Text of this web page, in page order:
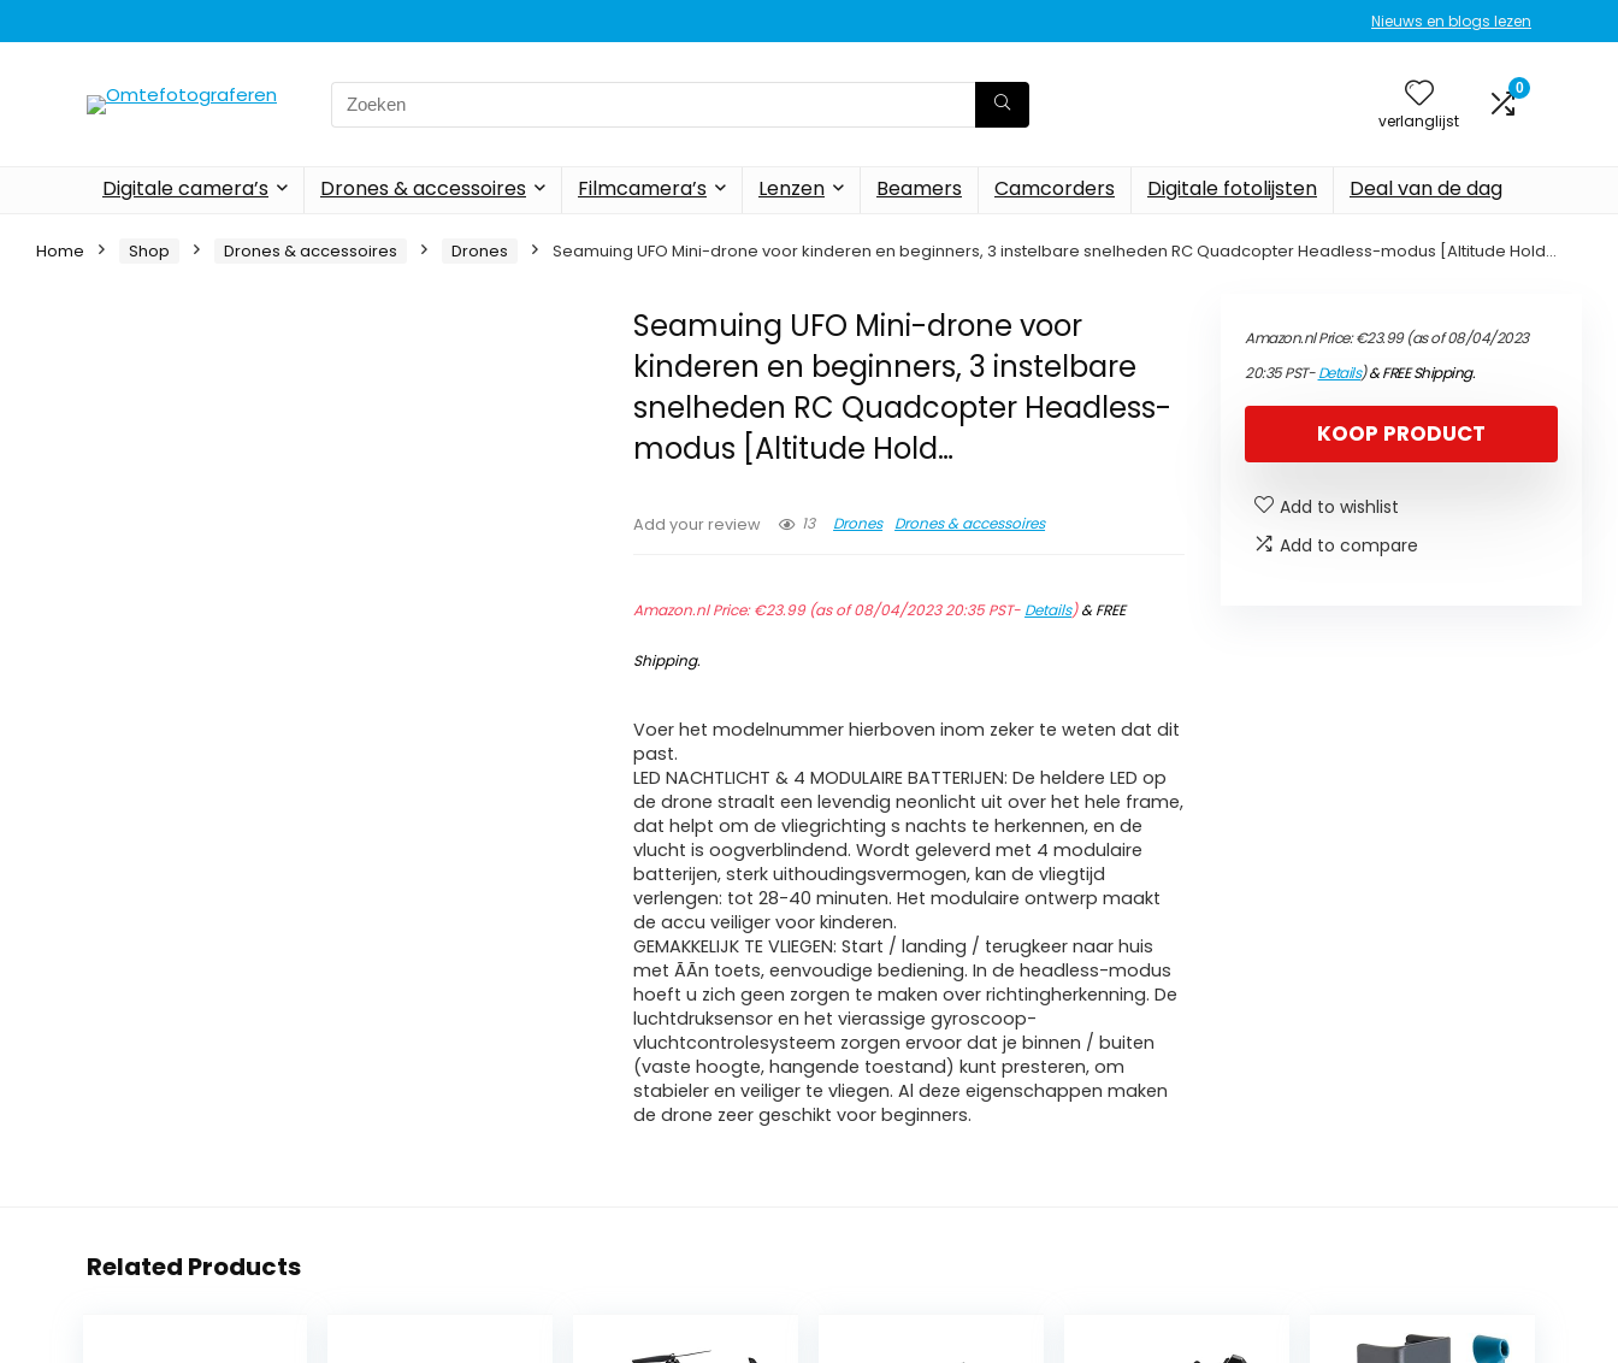
Nieuws en blogs lezen
Search
for:
verlanglijst
0
Digitale camera’s Drones & accessoires Filmcamera’s Lenzen Beamers Camcorders Digitale fotolijsten Deal van de dag
Home Shop Drones & accessoires Drones Seamuing UFO Mini-drone voor kinderen en beginners, 3 instelbare snelheden RC Quadcopter Headless-modus [Altitude Hold…
Seamuing UFO Mini-drone voor
kinderen en beginners, 3 instelbare
snelheden RC Quadcopter Headless-
modus [Altitude Hold…
Add your review 13 Drones Drones & accessoires
Amazon.nl Price:€23.99(as of 08/04/2023 20:35 PST- Details)&FREE
Shipping.
Voer het modelnummer hierboven inom zeker te weten dat dit
past.
LED NACHTLICHT & 4 MODULAIRE BATTERIJEN: De heldere LED op
de drone straalt een levendig neonlicht uit over het hele frame,
dat helpt om de vliegrichting s nachts te herkennen, en de
vlucht is oogverblindend. Wordt geleverd met 4 modulaire
batterijen, sterk uithoudingsvermogen, kan de vliegtijd
verlengen: tot 28-40 minuten. Het modulaire ontwerp maakt
de accu veiliger voor kinderen.
GEMAKKELIJK TE VLIEGEN: Start / landing / terugkeer naar huis
met ÃÃn toets, eenvoudige bediening. In de headless-modus
hoeft u zich geen zorgen te maken over richtingherkenning. De
luchtdruksensor en het vierassige gyroscoop-
vluchtcontrolesysteem zorgen ervoor dat je binnen / buiten
(vaste hoogte, hangende toestand) kunt presteren, om
stabieler en veiliger te vliegen. Al deze eigenschappen maken
de drone zeer geschikt voor beginners.
Amazon.nl Price:€23.99(as of 08/04/2023
20:35 PST-Details)&FREE Shipping.
KOOP PRODUCT
Add to wishlist
Add to compare
Related Products